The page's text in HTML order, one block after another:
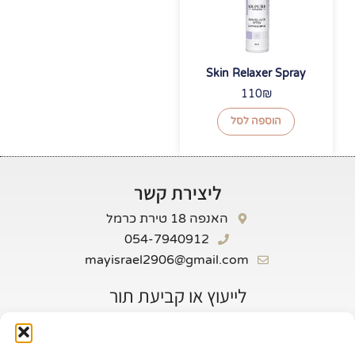
Skin Relaxer Spray
110₪
הוספה לסל
ליצירת קשר
האנפה 18 טירת כרמל
054-7940912
mayisrael2906@gmail.com
לייעוץ או קביעת תור